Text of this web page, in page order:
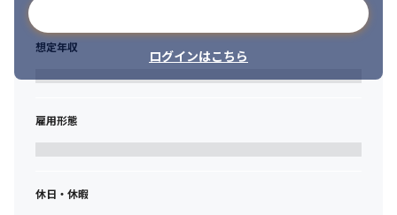
ログインはこちら
想定年収
雇用形態
休日・休暇